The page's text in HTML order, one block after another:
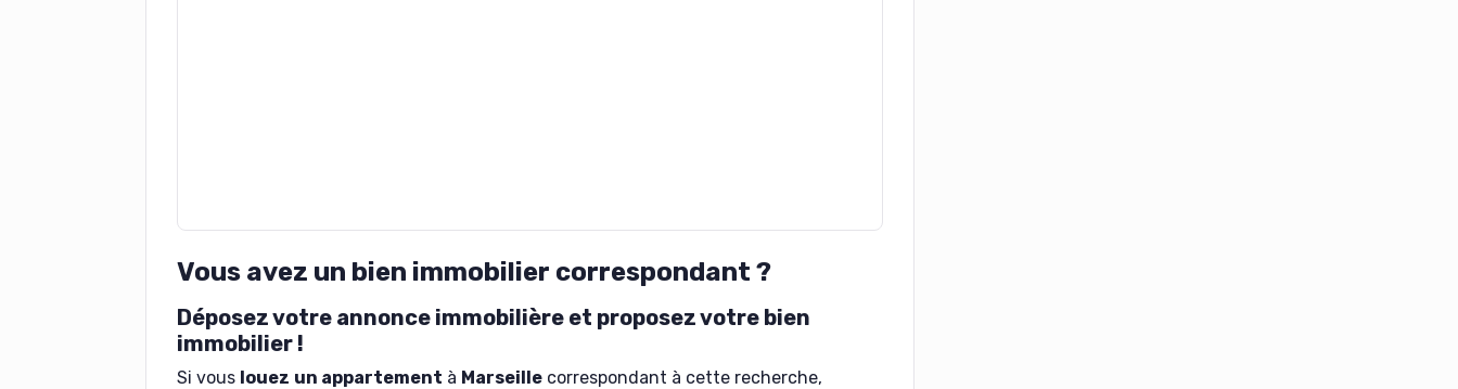
Vous avez un bien immobilier correspondant ?
Déposez votre annonce immobilière et proposez votre bien
immobilier !
Si vous louez un appartement à Marseille correspondant à cette recherche,